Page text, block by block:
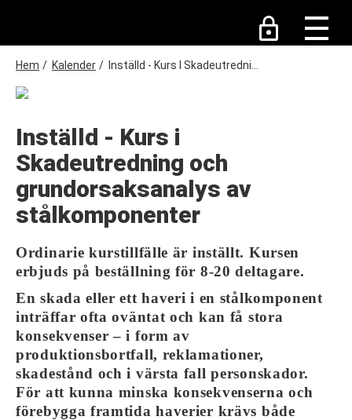
p
L
n
t
g
Hem / Kalender / Inställd - Kurs I Skadeutredni...
Inställd - Kurs i
Skadeutredning och
grundorsaksanalys av
stålkomponenter
Ordinarie kurstillfälle är inställt. Kursen
erbjuds på beställning för 8-20 deltagare.
En skada eller ett haveri i en stålkomponent
inträffar ofta oväntat och kan få stora
konsekvenser – i form av
produktionsbortfall, reklamationer,
skadestånd och i värsta fall personskador.
För att kunna minska konsekvenserna och
förebygga framtida haverier krävs både